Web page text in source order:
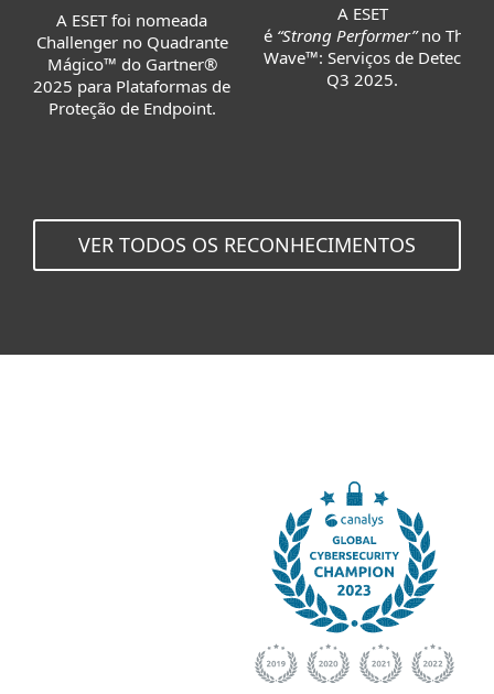
A ESET foi nomeada
Challenger no Quadrante
Mágico™ do Gartner®
2025 para Plataformas de
Proteção de Endpoint.
A ESET
é “Strong Performer”no The
Wave™: Serviços de
Q3 2025.
VER TODOS OS RECONHECIMENTOS